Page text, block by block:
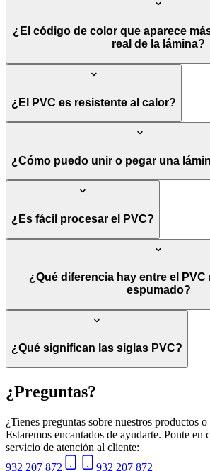
¿El código de color que aparece
real de la lámina?
¿El PVC es resistente al calor?
¿Cómo puedo unir o pegar una
¿Es fácil procesar el PVC?
¿Qué diferencia hay entre el PVC
espumado?
¿Qué significan las siglas PVC?
¿Preguntas?
¿Tienes preguntas sobre nuestros productos
Estaremos encantados de ayudarte. Ponte en
servicio de atención al cliente:
932 207 872
932 207 872